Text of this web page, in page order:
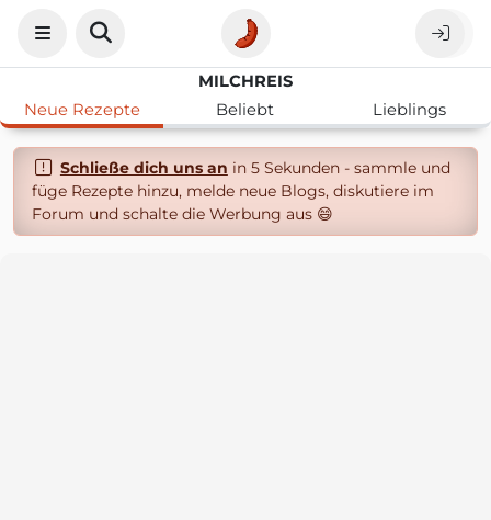
MILCHREIS
Neue Rezepte
Beliebt Lieblings
Schließe dich uns an in 5 Sekunden - sammle und
füge Rezepte hinzu, melde neue Blogs, diskutiere im
Forum und schalte die Werbung aus 😄